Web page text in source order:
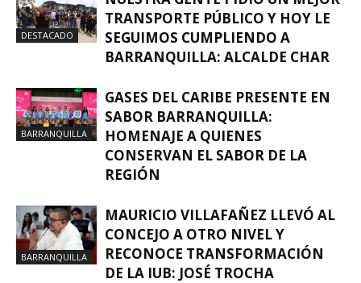
DESTACADO
TRANSPORTE PÚBLICO Y HOY LE
SEGUIMOS CUMPLIENDO A
BARRANQUILLA: ALCALDE CHAR
BARRANQUILLA
GASES DEL CARIBE PRESENTE EN
SABOR BARRANQUILLA:
HOMENAJE A QUIENES
CONSERVAN EL SABOR DE LA
REGIÓN
BARRANQUILLA
MAURICIO VILLAFAÑEZ LLEVÓ AL
CONCEJO A OTRO NIVEL Y
RECONOCE TRANSFORMACIÓN
DE LA IUB: JOSÉ TROCHA